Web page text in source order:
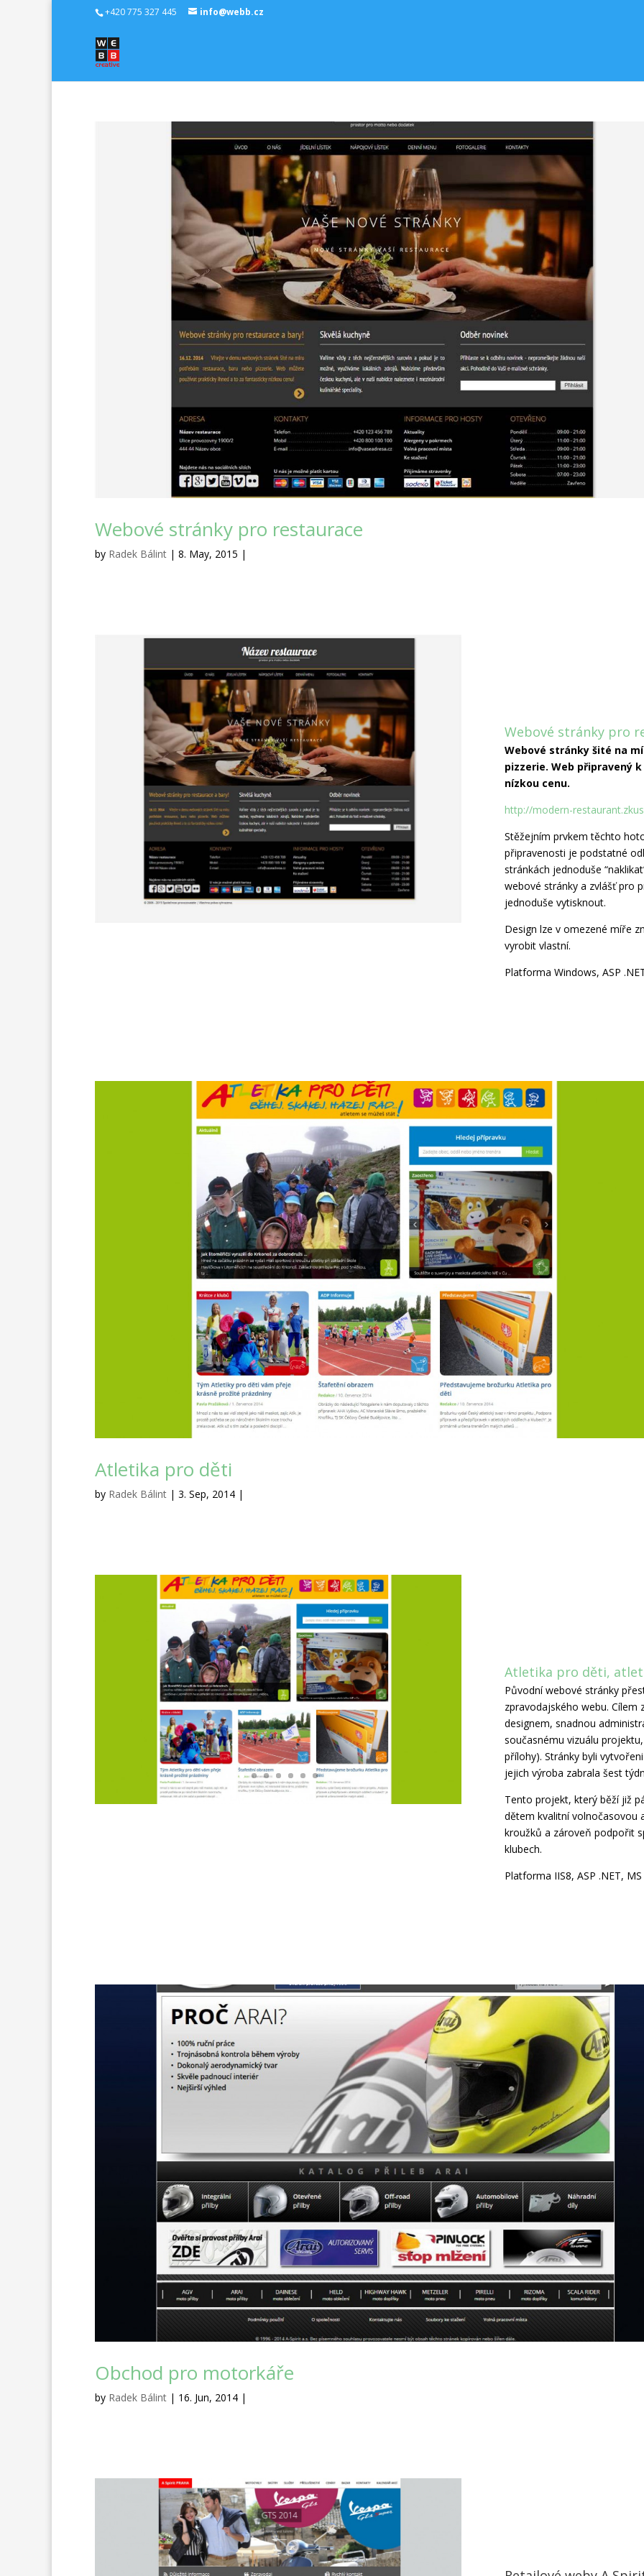
+420 775 327 445 info@webb.cz
Webové stránky pro restaurace
by Radek Bálint | 8. May, 2015 |
Webové stránky pro
Webové stránky šité na
pizzerie. Web připravený
nízkou cenu.
http://modern-
Stěžejním prvkem těchto
připravenosti je podstatné
stránkách jednoduše
webové stránky a zvlášť pro
jednoduše vytisknout.
Design lze v omezené míře
vyrobit vlastní.
Platforma Windows, ASP
Atletika pro děti
by Radek Bálint | 3. Sep, 2014 |
Atletika pro děti,
Původní webové stránky
zpravodajského webu.
designem, snadnou
současnému vizuálu
přílohy). Stránky byli
jejich výroba zabrala šest
Tento projekt, který běží již
dětem kvalitní volnočasovou
kroužků a zároveň podpořit
klubech.
Platforma IIS8, ASP .NET, MS
Obchod pro motorkáře
by Radek Bálint | 16. Jun, 2014 |